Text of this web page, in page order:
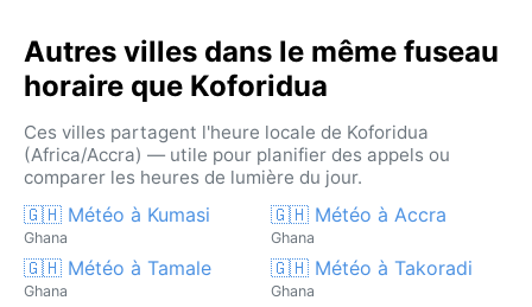
Autres villes dans le même fuseau
horaire que Koforidua
Ces villes partagent l'heure locale de Koforidua
(Africa/Accra) — utile pour planifier des appels ou
comparer les heures de lumière du jour.
🇬🇭 Météo à Kumasi
Ghana
🇬🇭 Météo à Accra
Ghana
🇬🇭 Météo à Tamale
Ghana
🇬🇭 Météo à Takoradi
Ghana